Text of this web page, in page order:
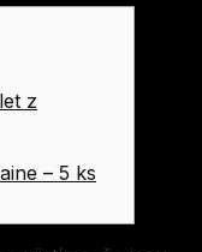
z
– 5 ks